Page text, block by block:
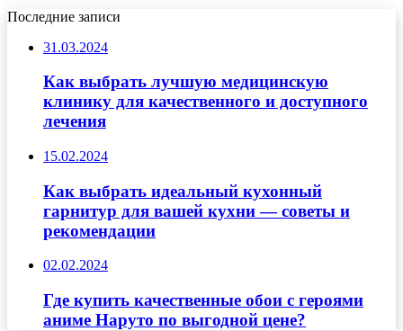
Последние записи
31.03.2024
Как выбрать лучшую медицинскую
клинику для качественного и доступного
лечения
15.02.2024
Как выбрать идеальный кухонный
гарнитур для вашей кухни — советы и
рекомендации
02.02.2024
Где купить качественные обои с героями
аниме Наруто по выгодной цене?